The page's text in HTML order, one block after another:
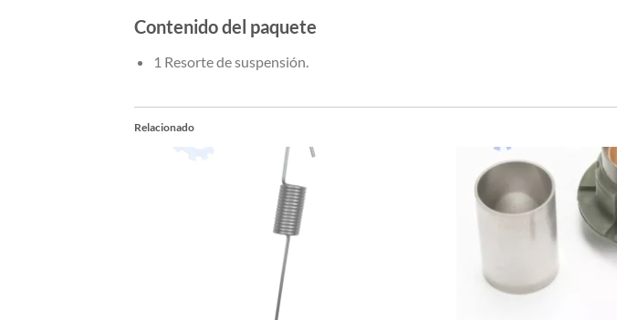
Contenido del paquete
1 Resorte de suspensión.
Relacionado